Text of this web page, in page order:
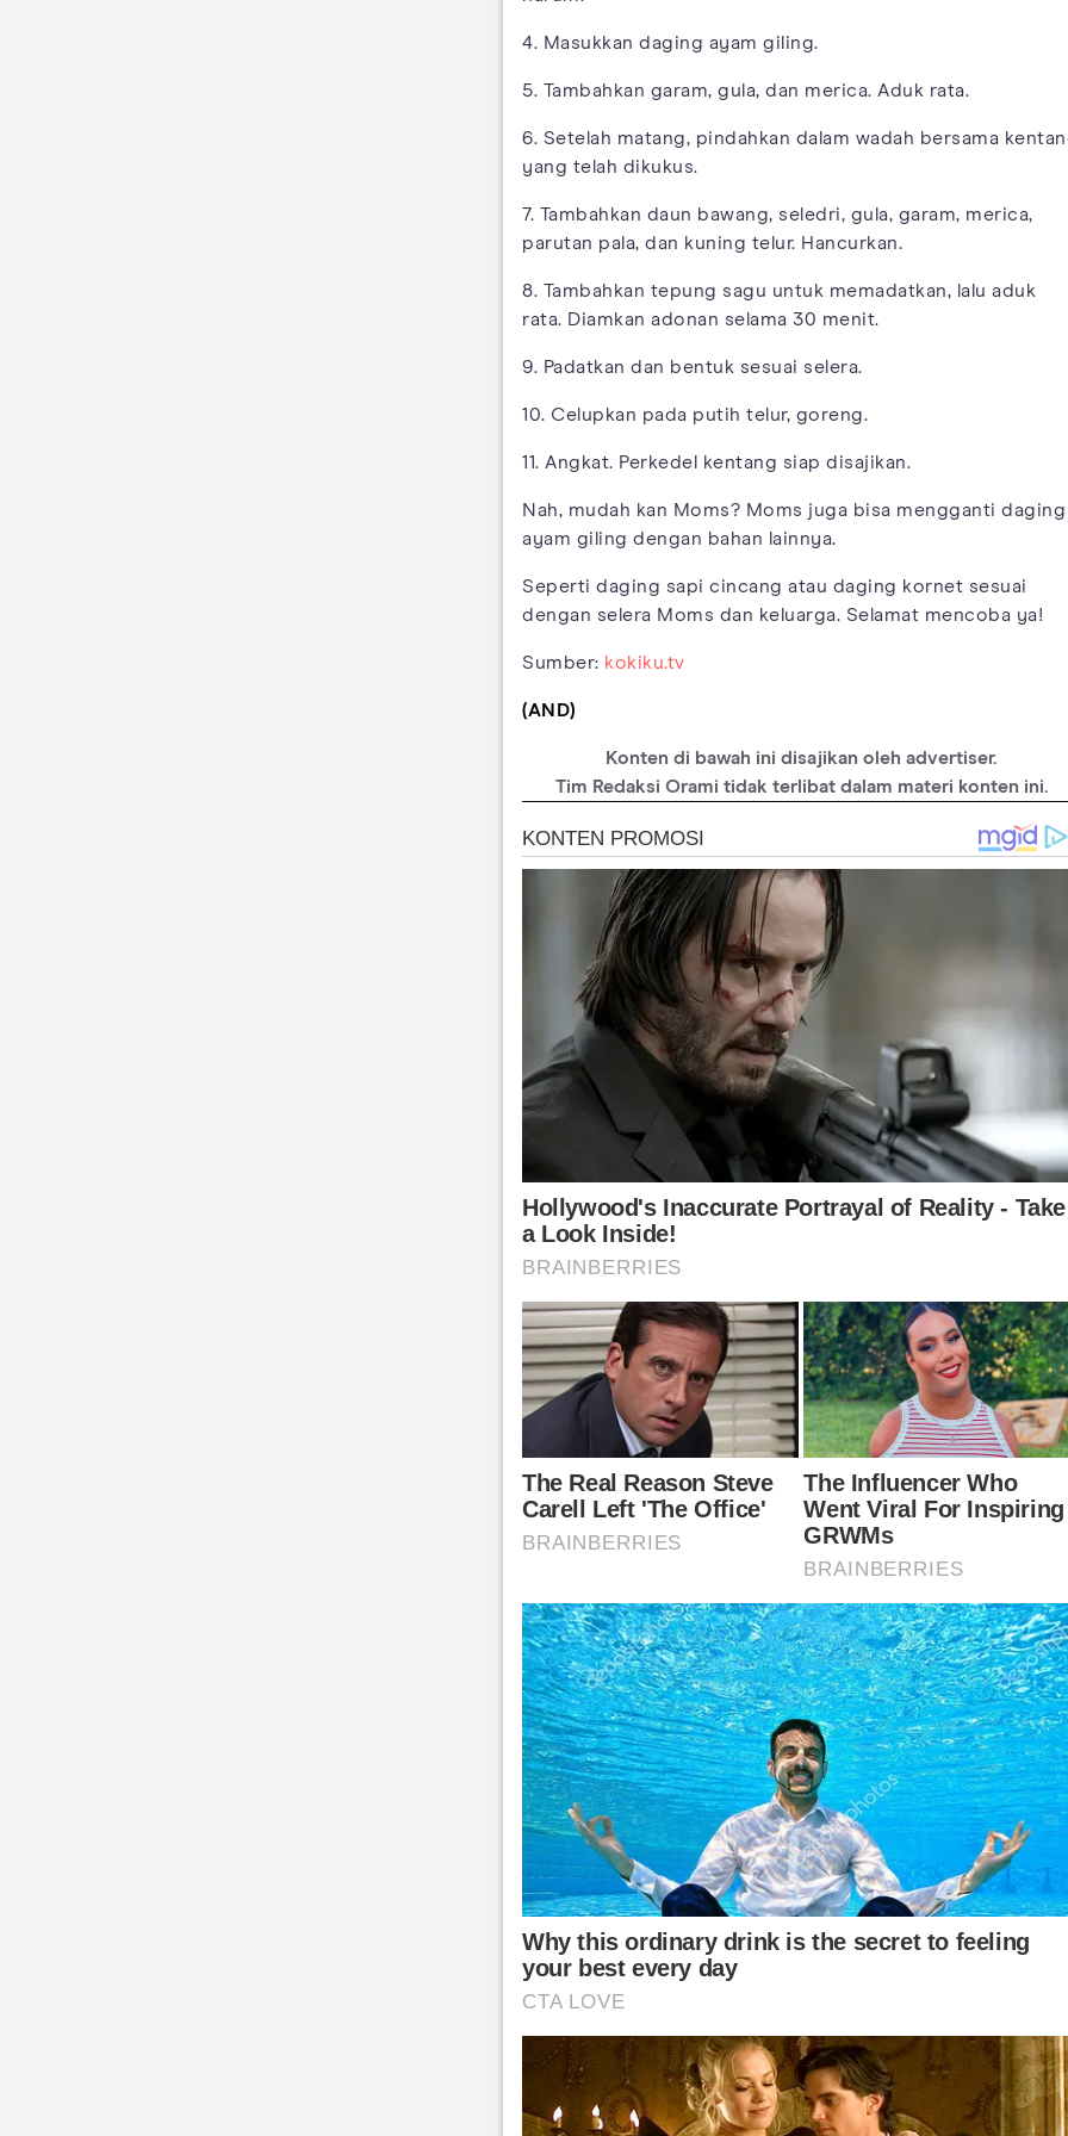
4. Masukkan daging ayam giling.
5. Tambahkan garam, gula, dan merica. Aduk rata.
6. Setelah matang, pindahkan dalam wadah bersama
yang telah dikukus.
7. Tambahkan daun bawang, seledri, gula, garam, merica,
parutan pala, dan kuning telur. Hancurkan.
8. Tambahkan tepung sagu untuk memadatkan, lalu aduk
rata. Diamkan adonan selama 30 menit.
9. Padatkan dan bentuk sesuai selera.
10. Celupkan pada putih telur, goreng.
11. Angkat. Perkedel kentang siap disajikan.
Nah, mudah kan Moms? Moms juga bisa mengganti daging
ayam giling dengan bahan lainnya.
Seperti daging sapi cincang atau daging kornet sesuai
dengan selera Moms dan keluarga. Selamat mencoba ya!
Sumber: kokiku.tv
(AND)
Konten di bawah ini disajikan oleh advertiser.
Tim Redaksi Orami tidak terlibat dalam materi konten ini.